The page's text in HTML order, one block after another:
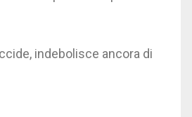
indebolisce ancora di